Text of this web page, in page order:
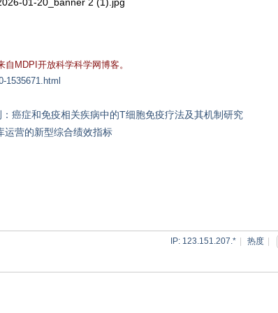
MDPI开放科学科学网博客。
1535671.html
癌症和免疫相关疾病中的T细胞免疫疗法及其机制研究
运营的新型综合绩效指标
IP: 123.151.207.* 热度